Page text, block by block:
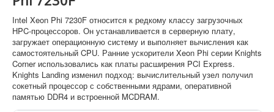
Intel Xeon Phi 7230F относится к редкому классу загрузочных
HPC-процессоров. Он устанавливается в серверную плату,
загружает операционную систему и выполняет вычисления как
самостоятельный CPU. Ранние ускорители Xeon Phi серии Knights
Corner использовались как платы расширения PCI Express.
Knights Landing изменил подход: вычислительный узел получил
сокетный процессор с собственными ядрами, оперативной
памятью DDR4 и встроенной MCDRAM.